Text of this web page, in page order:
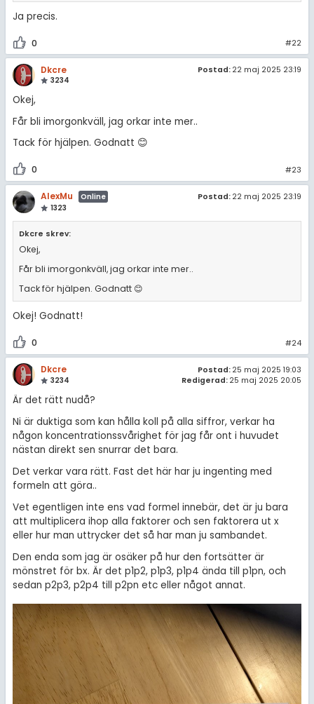
Ja precis.
0 #22
Dkcre
3234
Postad: 22 maj 2025 23:19
Okej,
Får bli imorgonkväll, jag orkar inte mer..
Tack för hjälpen. Godnatt 😊
0 #23
AlexMu
Online
1323
Postad: 22 maj 2025 23:19
Dkcre skrev:
Okej,
Får bli imorgonkväll, jag orkar inte mer..
Tack för hjälpen. Godnatt 😊
Okej! Godnatt!
0 #24
Dkcre
3234
Postad: 25 maj 2025 19:03
Redigerad: 25 maj 2025 20:05
Är det rätt nudå?
Ni är duktiga som kan hålla koll på alla siffror, verkar ha
någon koncentrationssvårighet för jag får ont i huvudet
nästan direkt sen snurrar det bara.
Det verkar vara rätt. Fast det här har ju ingenting med
formeln att göra..
Vet egentligen inte ens vad formel innebär, det är ju bara
att multiplicera ihop alla faktorer och sen faktorera ut x
eller hur man uttrycker det så har man ju sambandet.
Den enda som jag är osäker på hur den fortsätter är
mönstret för bx. Är det p1p2, p1p3, p1p4 ända till p1pn, och
sedan p2p3, p2p4 till p2pn etc eller något annat.